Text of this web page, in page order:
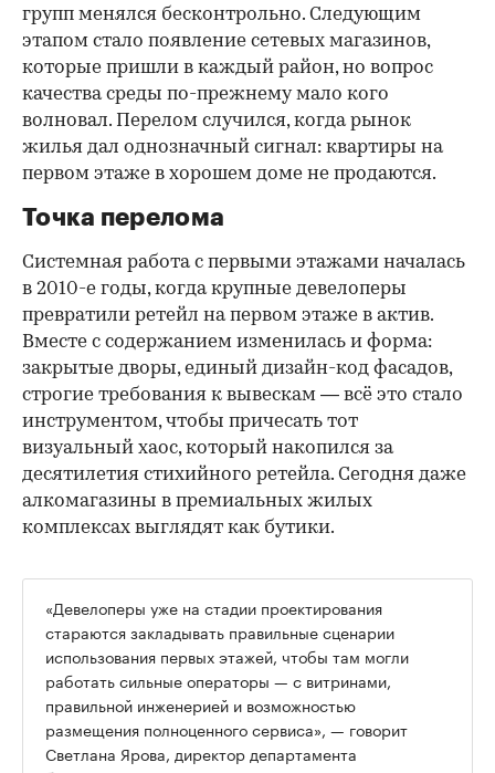
групп менялся бесконтрольно. Следующим
этапом стало появление сетевых магазинов,
которые пришли в каждый район, но вопрос
качества среды по-прежнему мало кого
волновал. Перелом случился, когда рынок
жилья дал однозначный сигнал: квартиры на
первом этаже в хорошем доме не продаются.
Точка перелома
Системная работа с первыми этажами началась
в 2010-е годы, когда крупные девелоперы
превратили ретейл на первом этаже в актив.
Вместе с содержанием изменилась и форма:
закрытые дворы, единый дизайн-код фасадов,
строгие требования к вывескам — всё это стало
инструментом, чтобы причесать тот
визуальный хаос, который накопился за
десятилетия стихийного ретейла. Сегодня даже
алкомагазины в премиальных жилых
комплексах выглядят как бутики.
«Девелоперы уже на стадии проектирования
стараются закладывать правильные сценарии
использования первых этажей, чтобы там могли
работать сильные операторы — с витринами,
правильной инженерией и возможностью
размещения полноценного сервиса», — говорит
Светлана Ярова, директор департамента